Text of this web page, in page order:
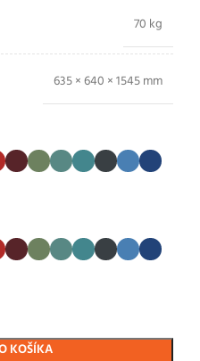
70 kg
635 × 640 × 1545 mm
KOŠÍKA